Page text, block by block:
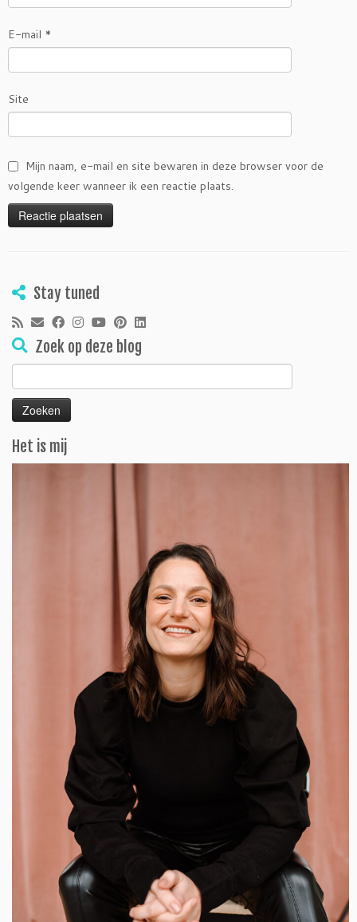
E-mail *
Site
Mijn naam, e-mail en site bewaren in deze browser voor de
volgende keer wanneer ik een reactie plaats.
Stay tuned
Zoek op deze blog
naar:
Het is mij